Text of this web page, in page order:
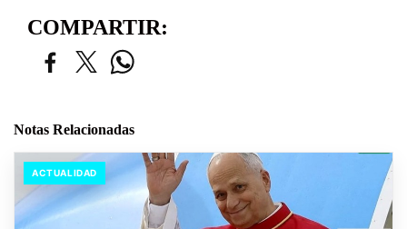
COMPARTIR:
Notas Relacionadas
ACTUALIDAD